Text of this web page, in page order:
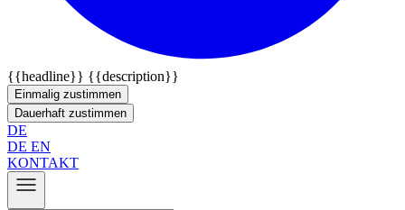
{{headline}} {{description}}
Einmalig zustimmen
Dauerhaft zustimmen
DE
DE EN
KONTAKT